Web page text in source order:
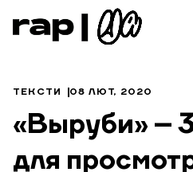
ТЕКСТИ 08 ЛЮТ, 2020
«Выруби» –
для